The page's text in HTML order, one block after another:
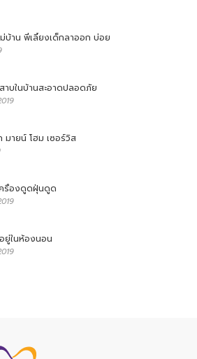
บ้าน พี่เลี้ยงเด็กลาออก บ่อย
าบในบ้านสะอาดปลอดภัย
มายน์ โฮม เซอร์วิส
ครื่องดูดฝุ่นดูด
ยู่ในห้องนอน